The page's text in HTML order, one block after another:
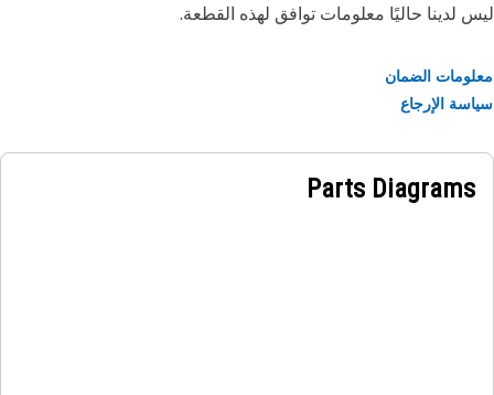
لدينا حاليًا معلومات توافق لهذه القطعة.
الضمان
الإرجاع
Parts Diagrams